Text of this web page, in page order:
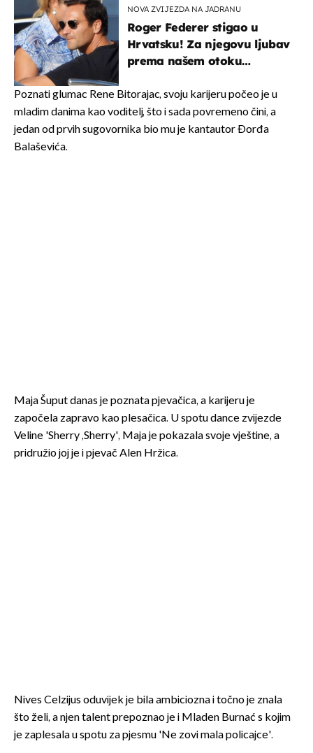
NOVA ZVIJEZDA NA JADRANU
Roger Federer stigao u
Hrvatsku! Za njegovu ljubav
prema našem otoku
Hrvat
Poznati glumac Rene Bitorajac, svoju karijeru počeo je u
mladim danima kao voditelj, što i sada povremeno čini, a
jedan od prvih sugovornika bio mu je kantautor Đorđa
Balaševića.
Maja Šuput danas je poznata pjevačica, a karijeru je
započela zapravo kao plesačica. U spotu dance zvijezde
Veline 'Sherry ,Sherry', Maja je pokazala svoje vještine, a
pridružio joj je i pjevač Alen Hržica.
Nives Celzijus oduvijek je bila ambiciozna i točno je znala
što želi, a njen talent prepoznao je i Mladen Burnać s kojim
je zaplesala u spotu za pjesmu 'Ne zovi mala policajce'.